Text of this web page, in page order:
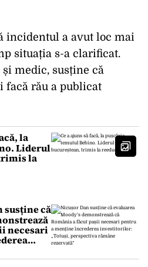
incidentul a avut loc mai
situația s-a clarificat.
medic, susține că
facă rău a publicat
la
Liderul
la
susține că
necesari